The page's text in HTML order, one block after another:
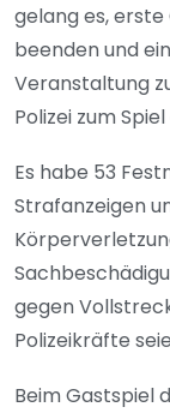
gelang es,
beenden und
Veranstaltung
Polizei zum
Es habe 53
Strafanzeigen
gegen
Polizeikräfte
Beim Gastspiel